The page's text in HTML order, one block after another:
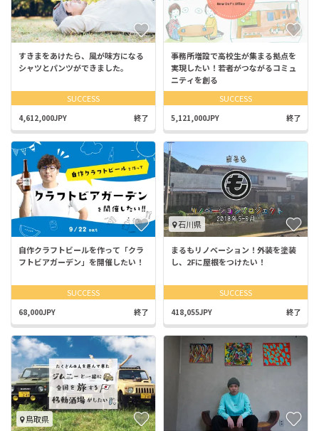
すきまをあけたら、風が味方になる
シャツとパンツができました。
SUCCESS
4,612,000JPY 終了
事務所増設で高校生が集まる拠点を
実現したい！若者がつながるコミュ
ニティを創る
SUCCESS
5,121,000JPY 終了
自作クラフトビールを作って「クラ
フトビアガーデン」を開催したい！
SUCCESS
68,000JPY 終了
石川県
まるもリノベーション！外装を塗装
し、2Fに屋根をつけたい！
SUCCESS
418,055JPY 終了
鳥取県